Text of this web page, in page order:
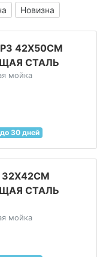
Новизна
P3 42Х50СМ
СТАЛЬ
мойка
30 дней
32Х42СМ
СТАЛЬ
мойка